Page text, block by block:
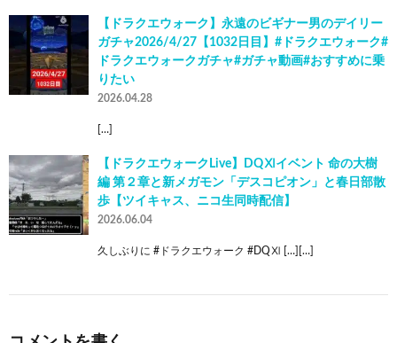
【ドラクエウォーク】永遠のビギナー男のデイリー
ガチャ2026/4/27【1032日目】#ドラクエウォーク#
ドラクエウォークガチャ#ガチャ動画#おすすめに乗
りたい
2026.04.28
[…]
【ドラクエウォークLive】DQⅪイベント 命の大樹
編 第２章と新メガモン「デスコピオン」と春日部散
歩【ツイキャス、ニコ生同時配信】
2026.06.04
久しぶりに #ドラクエウォーク #DQⅪ […][…]